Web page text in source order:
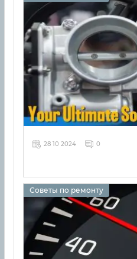
28 10 2024 0
Советы по ремонту